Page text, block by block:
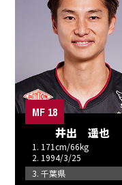
MF 18
井出 遥也
1. 171cm/66kg
2. 1994/3/25
3. 千葉県